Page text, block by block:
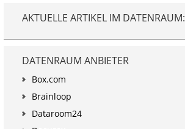
Primary
AKTUELLE ARTIKEL IM DATENRAUM:
DATENRAUM ANBIETER
Box.com
Brainloop
Dataroom24